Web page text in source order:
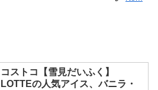
コストコ【雪見だいふく】
LOTTEの人気アイス、バニラ・